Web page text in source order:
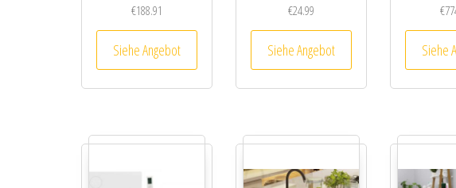
€188.91
Siehe Angebot
€24.99
Siehe Angebot
€
Siehe